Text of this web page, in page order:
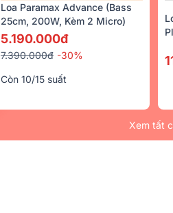
Loa Paramax Advance (Bass
25cm, 200W, Kèm 2 Micro)
5.190.000đ
7.390.000đ -30%
Còn 10/15 suất
Xem tất